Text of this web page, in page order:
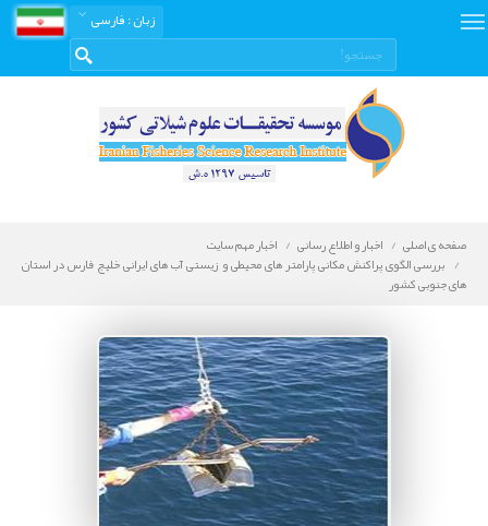
زبان: فارسی
صفحه ی اصلی اخبار و اطلاع رسانی
اخبار مهم سایت
بررسی الگوی پراکنش مکانی پارامتر های محیطی و زیستی آب های ایرانی خلیج فارس در استان
های جنوبی کشور